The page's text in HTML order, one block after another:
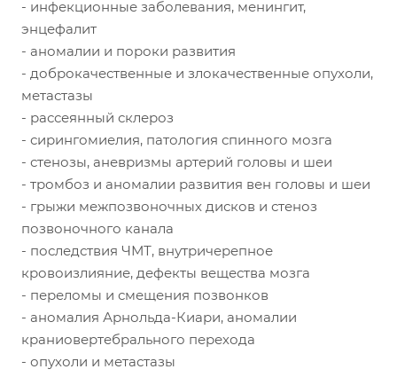
- инфекционные заболевания, менингит,
энцефалит
- аномалии и пороки развития
- доброкачественные и злокачественные опухоли,
метастазы
- рассеянный склероз
- сирингомиелия, патология спинного мозга
- стенозы, аневризмы артерий головы и шеи
- тромбоз и аномалии развития вен головы и шеи
- грыжи межпозвоночных дисков и стеноз
позвоночного канала
- последствия ЧМТ, внутричерепное
кровоизлияние, дефекты вещества мозга
- переломы и смещения позвонков
- аномалия Арнольда-Киари, аномалии
краниовертебрального перехода
- опухоли и метастазы